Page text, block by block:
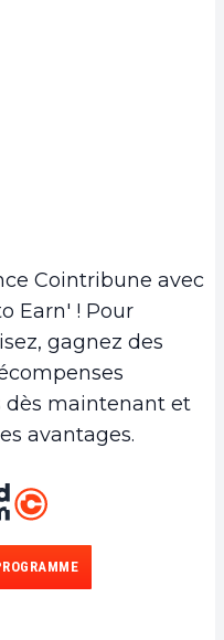
Cointribune avec
Earn' ! Pour
gagnez des
dès maintenant et
avantages.